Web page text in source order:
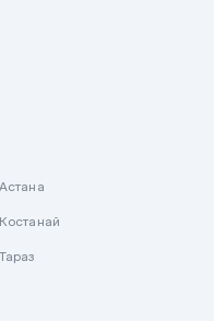
Астана
Костанай
Тараз